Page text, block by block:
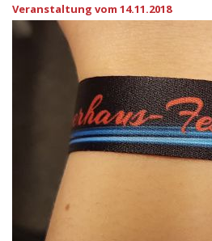
Veranstaltung vom 14.11.2018